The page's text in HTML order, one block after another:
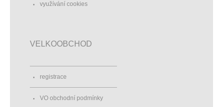
využívání cookies
VELKOOBCHOD
registrace
VO obchodní podmínky